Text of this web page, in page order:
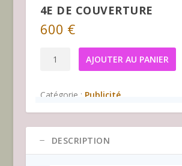
4E DE COUVERTURE
600 €
quantité
de
AJOUTER AU PANIER
Catégorie : Publicité
DESCRIPTION